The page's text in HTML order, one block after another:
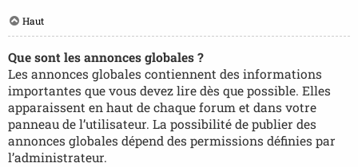
Haut
Que sont les annonces globales ?
Les annonces globales contiennent des informations
importantes que vous devez lire dès que possible. Elles
apparaissent en haut de chaque forum et dans votre
panneau de l’utilisateur. La possibilité de publier des
annonces globales dépend des permissions définies par
l’administrateur.